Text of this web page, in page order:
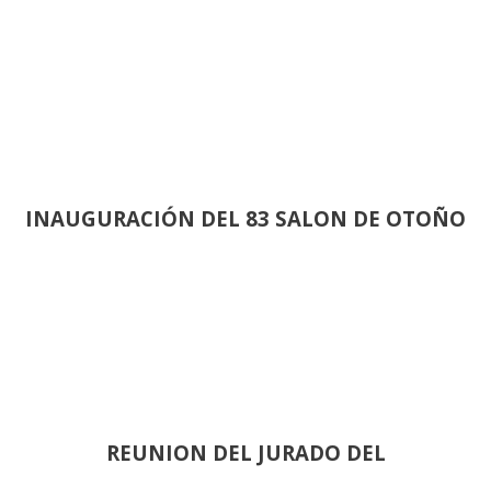
INAUGURACIÓN DEL 83 SALON DE OTOÑO
REUNION DEL JURADO DEL